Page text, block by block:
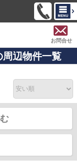
お問合せ
周辺物件一覧